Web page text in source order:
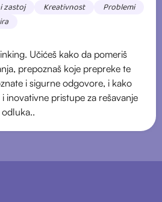
zastoj Kreativnost
Problemi
Učićeš kako da pomeriš
prepoznaš koje prepreke te
i sigurne odgovore, i kako
inovativne pristupe za rešavanje